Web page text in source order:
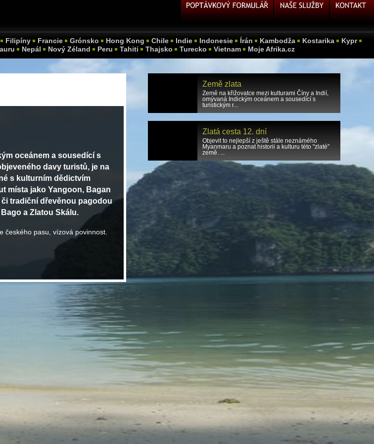
Filipíny Francie Grónsko Hong Kong Chile Indie Indonesie Írán Kambodža Kostarika
Kypr
Nepál Nový Zéland Peru Tahiti Thajsko Turecko Vietnam Moje Afrika.cz
Země zlata
Země na křižovatce mezi kulturami Číny a Indií,
omývaná Indickým oceánem a sousedící s
turistickým r...
Zlatá cesta 12. dní
Objevit to nejlepší z ještě stále neznámého
Myanmaru a poznat historii a kulturu této "zlaté"
země. ...
oceánem a sousedící s
davy turistů, je na
s kulturním dědictvím
místa jako Yangoon, Bagan
tradiční dřevěnou pagodou
a Zlatou Skálu.
českého pasu, vízová povinnost.